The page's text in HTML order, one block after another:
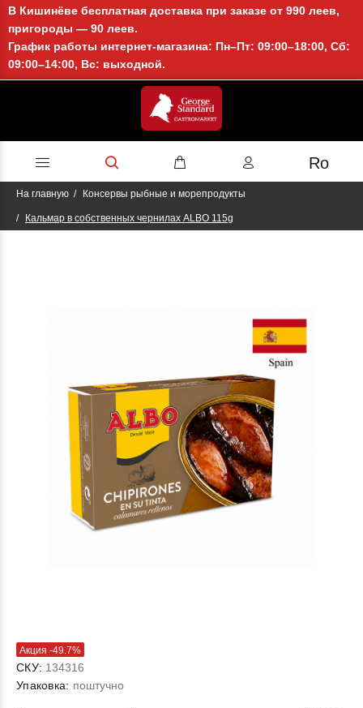
В Кишинёве бесплатная доставка при заказе от 990 леев,
пригороды — 90 леев.
График работы интернет-магазина: Пн–Пт: 09:00–18:00, Сб:
09:00–14:00, Вс: выходной.
Ro
На главную Консервы рыбные и морепродукты
Кальмар в собственных чернилах ALBO 115g
Акция -49.7%
СКУ: 134316
Упаковка: поштучно